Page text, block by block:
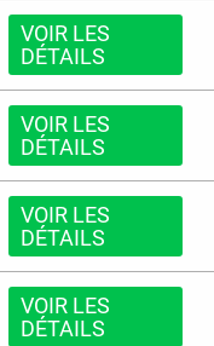
VOIR LES
DÉTAILS
VOIR LES
DÉTAILS
VOIR LES
DÉTAILS
VOIR LES
DÉTAILS